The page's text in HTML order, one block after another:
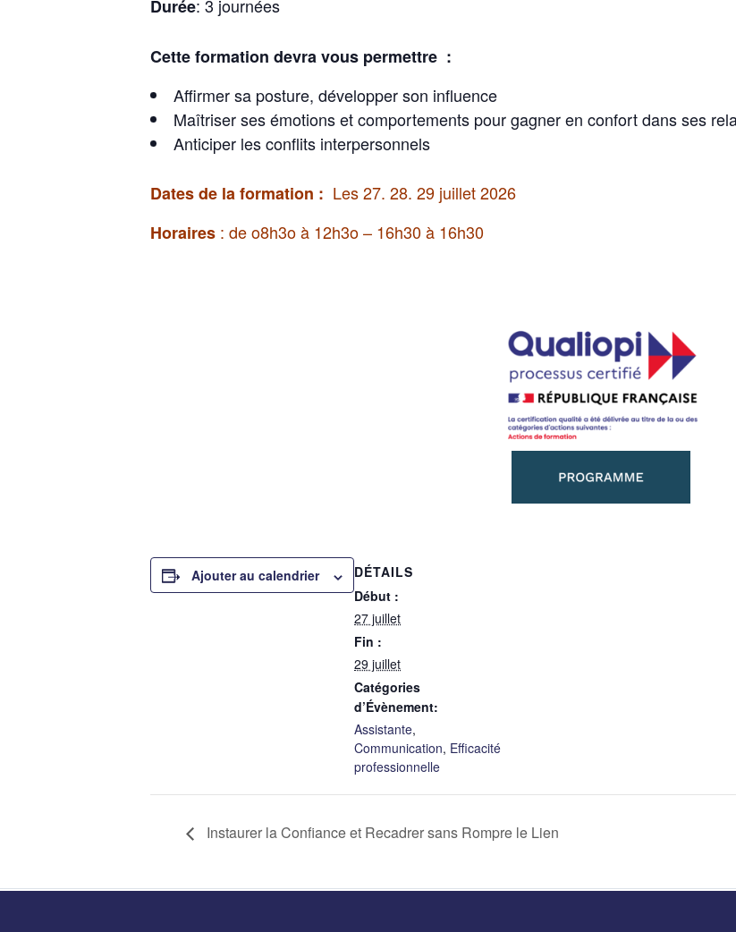
Durée: 3 journées
Cette formation devra vous permettre :
Affirmer sa posture, développer son influence
Maîtriser ses émotions et comportements pour gagner en confort dans ses
Anticiper les conflits interpersonnels
Dates de la formation : Les 27. 28. 29 juillet 2026
Horaires : de o8h3o à 12h3o – 16h30 à 16h30
Ajouter au calendrier
DÉTAILS
Début :
27 juillet
Fin :
29 juillet
Catégories
d’Évènement:
Assistante,
Communication, Efficacité
professionnelle
Instaurer la Confiance et Recadrer sans Rompre le Lien